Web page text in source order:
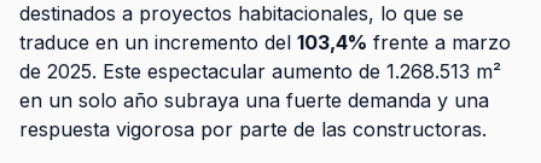
destinados a proyectos habitacionales, lo que se
traduce en un incremento del 103,4% frente a marzo
de 2025. Este espectacular aumento de 1.268.513 m²
en un solo año subraya una fuerte demanda y una
respuesta vigorosa por parte de las constructoras.